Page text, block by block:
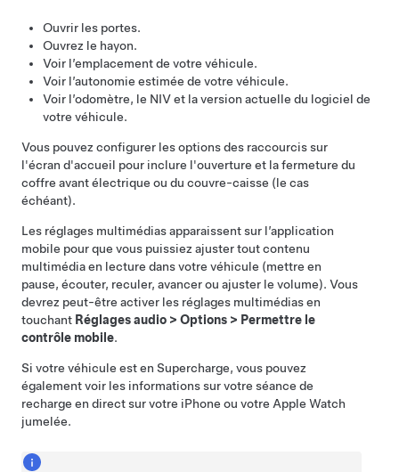
Ouvrir les portes.
Ouvrez le hayon.
Voir l’emplacement de votre véhicule.
Voir l’autonomie estimée de votre véhicule.
Voir l’odomètre, le NIV et la version actuelle du logiciel de
votre véhicule.
Vous pouvez configurer les options des raccourcis sur
l'écran d'accueil pour inclure l'ouverture et la fermeture du
coffre avant électrique ou du couvre-caisse (le cas
échéant).
Les réglages multimédias apparaissent sur l’application
mobile pour que vous puissiez ajuster tout contenu
multimédia en lecture dans votre véhicule (mettre en
pause, écouter, reculer, avancer ou ajuster le volume). Vous
devrez peut-être activer les réglages multimédias en
touchant Réglages audio > Options > Permettre le
contrôle mobile.
Si votre véhicule est en Supercharge, vous pouvez
également voir les informations sur votre séance de
recharge en direct sur votre iPhone ou votre Apple Watch
jumelée.